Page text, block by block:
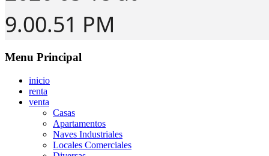
Menu Principal
inicio
renta
venta
Casas
Apartamentos
Naves Industriales
Locales Comerciales